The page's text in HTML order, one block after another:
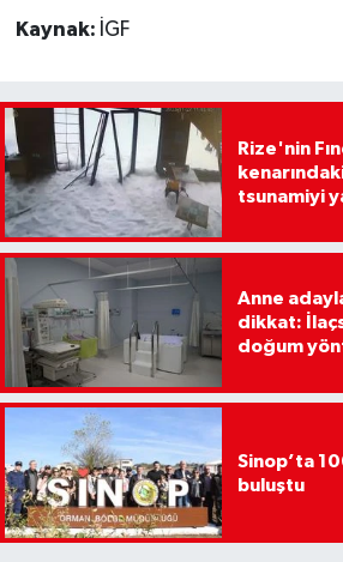
Kaynak: İGF
Rize'nin
tsunamiyi
Anne
dikkat:
doğum
Sinop’ta
buluştu